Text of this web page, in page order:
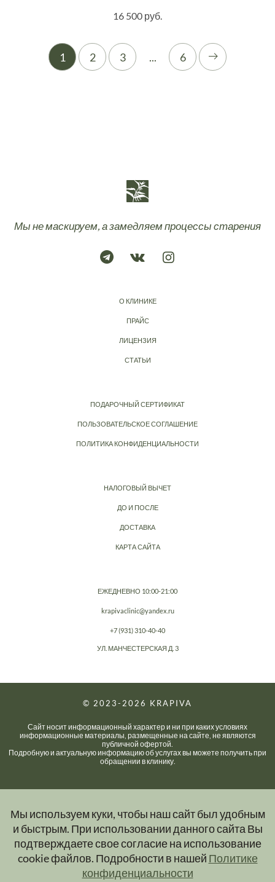
Мы используем куки, чтобы наш сайт был удобным
и быстрым. При использовании данного сайта Вы
подтверждаете свое согласие на использование
cookie файлов. Подробности в нашей Политике
конфиденциальности
16 500 руб.
1 2 3 ... 6
Мы не маскируем, а замедляем процессы старения
О КЛИНИКЕ
ПРАЙС
ЛИЦЕНЗИЯ
СТАТЬИ
ПОДАРОЧНЫЙ СЕРТИФИКАТ
ПОЛЬЗОВАТЕЛЬСКОЕ СОГЛАШЕНИЕ
ПОЛИТИКА КОНФИДЕНЦИАЛЬНОСТИ
НАЛОГОВЫЙ ВЫЧЕТ
ДО И ПОСЛЕ
ДОСТАВКА
КАРТА САЙТА
ЕЖЕДНЕВНО 10:00-21:00
krapivaclinic@yandex.ru
+7 (931) 310-40-40
УЛ. МАНЧЕСТЕРСКАЯ Д. 3
© 2023-2026 KRAPIVA
Сайт носит информационный характер и ни при каких условиях
информационные материалы, размещенные на сайте, не являются
публичной офертой.
Подробную и актуальную информацию об услугах вы можете получить при
обращении в клинику.